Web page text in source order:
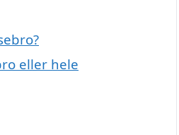
eller hele